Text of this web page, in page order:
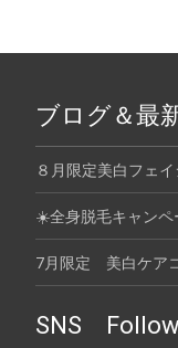
ブログ＆最
８月限定美白フェ
☀️全身脱毛キャン
7月限定 美白ケア
SNS